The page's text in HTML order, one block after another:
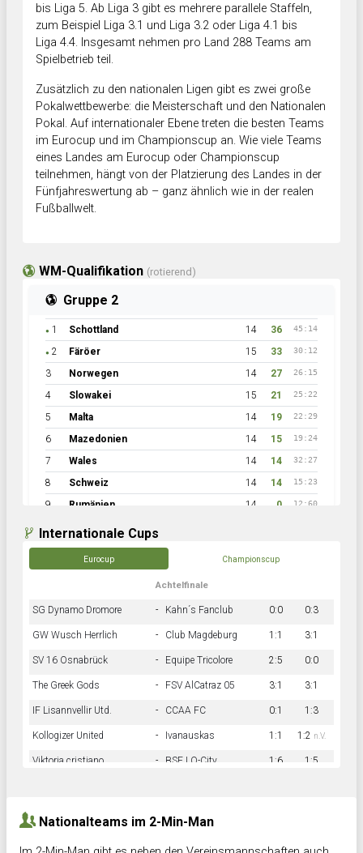
bis Liga 5. Ab Liga 3 gibt es mehrere parallele Staffeln,
zum Beispiel Liga 3.1 und Liga 3.2 oder Liga 4.1 bis
Liga 4.4. Insgesamt nehmen pro Land 288 Teams am
Spielbetrieb teil.
Zusätzlich zu den nationalen Ligen gibt es zwei große
Pokalwettbewerbe: die Meisterschaft und den Nationalen
Pokal. Auf internationaler Ebene treten die besten Teams
im Eurocup und im Championscup an. Wie viele Teams
eines Landes am Eurocup oder Championscup
teilnehmen, hängt von der Platzierung des Landes in der
Fünfjahreswertung ab – ganz ähnlich wie in der realen
Fußballwelt.
WM-Qualifikation (rotierend)
Gruppe 2
● 1 Schottland 14 36 45:14
● 2 Färöer 15 33 30:12
3 Norwegen 14 27 26:15
4 Slowakei 15 21 25:22
5 Malta 14 19 22:29
6 Mazedonien 14 15 19:24
7 Wales 14 14 32:27
8 Schweiz 14 14 15:23
9 Rumänien 14 0 12:60
Internationale Cups
Eurocup Championscup
Achtelfinale
SG Dynamo Dromore - Kahn´s Fanclub 0:0 0:3
GW Wusch Herrlich - Club Magdeburg 1:1 3:1
SV 16 Osnabrück - Equipe Tricolore 2:5 0:0
The Greek Gods - FSV AlCatraz 05 3:1 3:1
IF Lisannvellir Utd. - CCAA FC 0:1 1:3
Kollogizer United - Ivanauskas 1:1 1:2 n.V.
Viktoria cristiano - BSF LO-City 1:6 1:5
Nationalteams im 2-Min-Man